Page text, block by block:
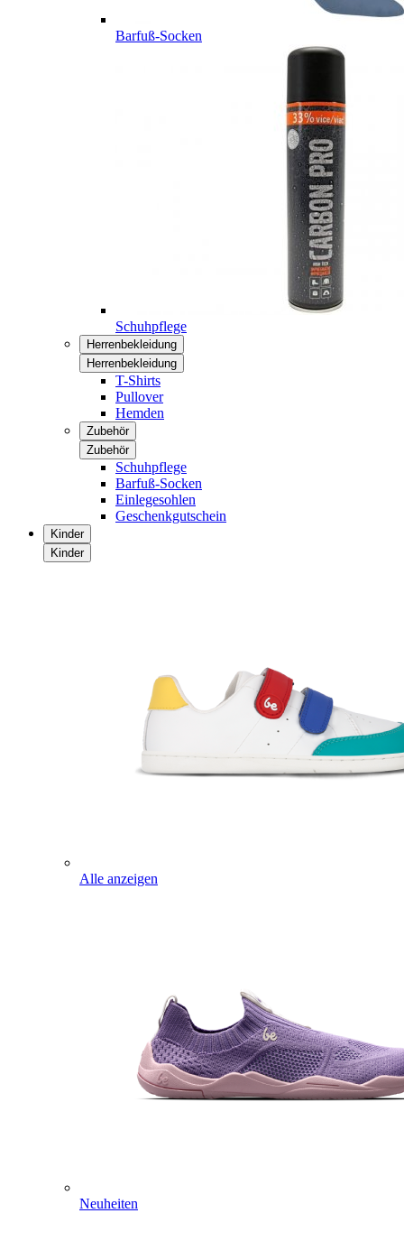
Barfuß-Socken
Schuhpflege
Herrenbekleidung
Herrenbekleidung
T-Shirts
Pullover
Hemden
Zubehör
Zubehör
Schuhpflege
Barfuß-Socken
Einlegesohlen
Geschenkgutschein
Kinder
Kinder
Alle anzeigen
Neuheiten